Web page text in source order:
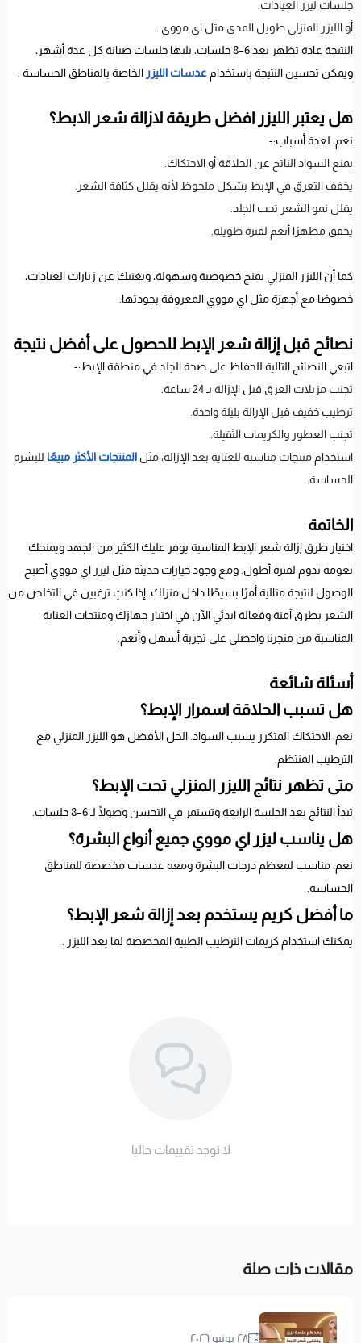
جلسات ليزر العيادات.
أو الليزر المنزلي طويل المدى مثل اي مووي .
النتيجة عادة تظهر بعد 6–8 جلسات، يليها جلسات صيانة كل عدة أشهر،
ويمكن تحسين النتيجة باستخدام عدسات الليزر الخاصة بالمناطق الحساسة .
هل يعتبر الليزر افضل طريقة لازالة شعر الابط؟
نعم، لعدة أسباب:-
يمنع السواد الناتج عن الحلاقة أو الاحتكاك.
يخفف التعرق في الإبط بشكل ملحوظ لأنه يقلل كثافة الشعر.
يقلل نمو الشعر تحت الجلد.
يحقق مظهرًا أنعم لفترة طويلة.
كما أن الليزر المنزلي يمنح خصوصية وسهولة، ويغنيك عن زيارات العيادات،
خصوصًا مع أجهزة مثل اي مووي المعروفة بجودتها.
نصائح قبل إزالة شعر الإبط للحصول على أفضل نتيجة
اتبعي النصائح التالية للحفاظ على صحة الجلد في منطقة الإبط:-
تجنب مزيلات العرق قبل الإزالة بـ 24 ساعة.
ترطيب خفيف قبل الإزالة بليلة واحدة.
تجنب العطور والكريمات الثقيلة.
استخدام منتجات مناسبة للعناية بعد الإزالة، مثل المنتجات الأكثر مبيعًا للبشرة
الحساسة.
الخاتمة
اختيار طرق إزالة شعر الإبط المناسبة يوفر عليك الكثير من الجهد ويمنحك
نعومة تدوم لفترة أطول. ومع وجود خيارات حديثة مثل ليزر اي مووي أصبح
الوصول لنتيجة مثالية أمرًا بسيطًا داخل منزلك. إذا كنتِ ترغبين في التخلص من
الشعر بطرق آمنة وفعالة ابدئي الآن في اختيار جهازك ومنتجات العناية
المناسبة من متجرنا واحصلي على تجربة أسهل وأنعم.
أسئلة شائعة
هل تسبب الحلاقة اسمرار الإبط؟
نعم، الاحتكاك المتكرر يسبب السواد. الحل الأفضل هو الليزر المنزلي مع
الترطيب المنتظم.
متى تظهر نتائج الليزر المنزلي تحت الإبط؟
تبدأ النتائج بعد الجلسة الرابعة وتستمر في التحسن وصولًا لـ 6–8 جلسات.
هل يناسب ليزر اي مووي جميع أنواع البشرة؟
نعم، مناسب لمعظم درجات البشرة ومعه عدسات مخصصة للمناطق
الحساسة.
ما أفضل كريم يستخدم بعد إزالة شعر الإبط؟
يمكنك استخدام كريمات الترطيب الطبية المخصصة لما بعد الليزر .
لا توجد تقييمات حاليا
مقالات ذات صلة
٢٨ يونيو ٢٠٢٦